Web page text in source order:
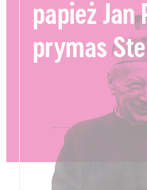
papież Jan
prymas